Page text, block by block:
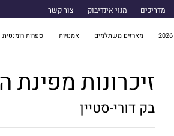
מדריכים מנוי אינדיבוק צור קשר
מארזים משתלמים אמנויות ספרות רומנטית
זיכרונות
בק דורי-סטיין